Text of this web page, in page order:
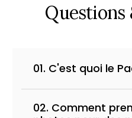
Questions
01. C'est quoi le
02. Comment